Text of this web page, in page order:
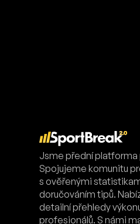
Jsme přední platforma
Spojujeme komunitu
s ověřenými
doručováním tipů.
detailní přehledy
profesionálů. S námi